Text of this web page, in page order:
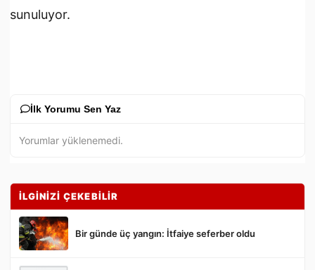
sunuluyor.
İlk Yorumu Sen Yaz
Yorumlar yüklenemedi.
İLGİNİZİ ÇEKEBİLİR
Bir günde üç yangın: İtfaiye seferber oldu